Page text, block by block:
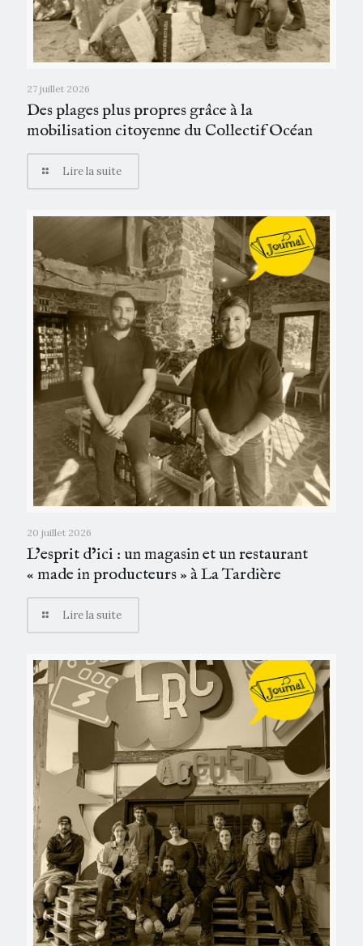
27 juillet 2026
Des plages plus propres grâce à la
mobilisation citoyenne du Collectif Océan
Lire la suite
20 juillet 2026
L’esprit d’ici : un magasin et un restaurant
« made in producteurs » à La Tardière
Lire la suite